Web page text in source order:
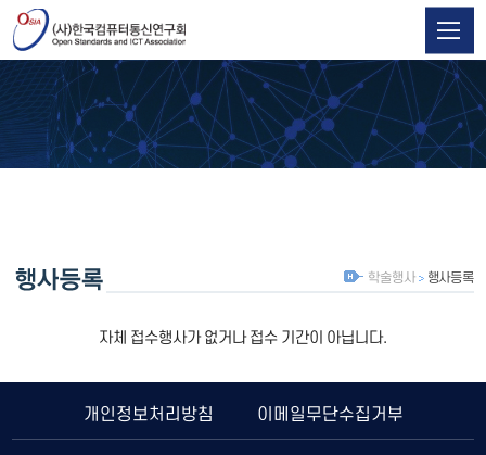
학술행사 행사등록
자체 접수행사가 없거나 접수 기간이 아닙니다.
개인정보처리방침 이메일무단수집거부